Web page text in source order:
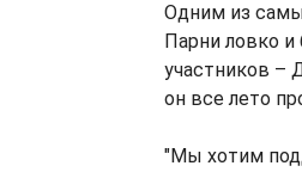
Одним из
Парни ловко и
участников –
он все лето
"Мы хотим